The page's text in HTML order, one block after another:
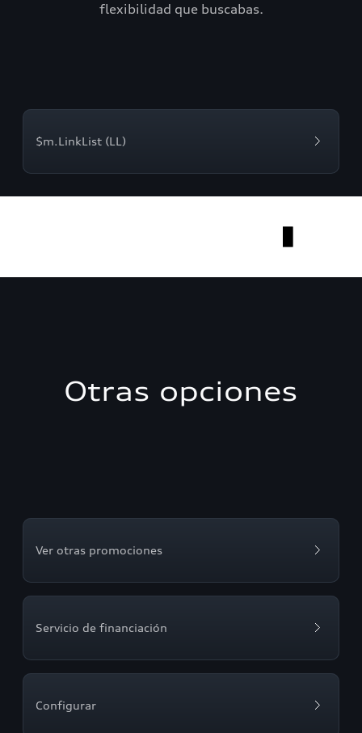
flexibilidad que buscabas.
$m.LinkList (LL)
Otras opciones
Ver otras promociones
Servicio de financiación
Configurar